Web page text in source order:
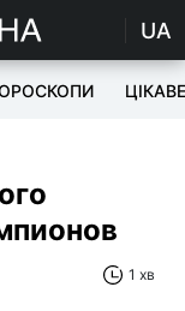
UA
ЦІКАВЕ
1 хв